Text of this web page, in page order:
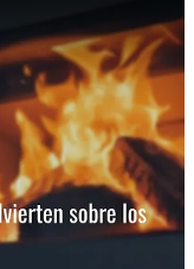
los incendios por